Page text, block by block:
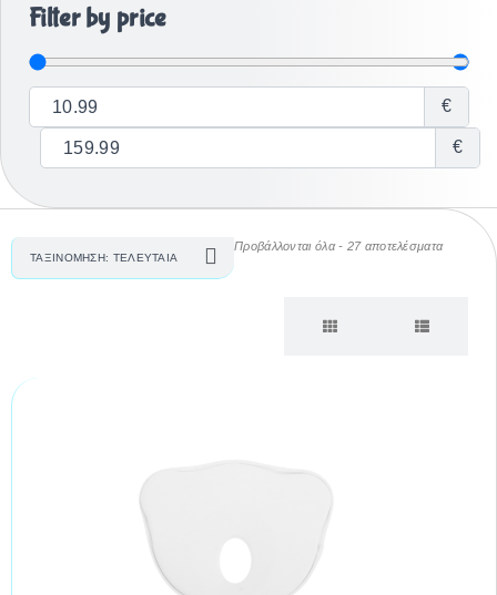
Filter by price
€
€
Προβάλλονται όλα - 27 αποτελέσματα